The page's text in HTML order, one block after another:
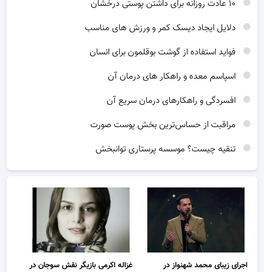
دلایل ایجاد دیسک کمر و ورزش های مناسب
فواید استفاده از گوشت بوقلمون برای انسان
اسپاسم معده و راهکار های درمان آن
افسردگی و راهکارهای درمان سریع آن
مراقبت از حساس‌ترین بخش پوست صورت
تنقیه چیست؟ موسسه پرستاری توانبخش
اجرای زیبای محمد شهنواز در
غزاله اکرمی بازیگر نقش سوجان در